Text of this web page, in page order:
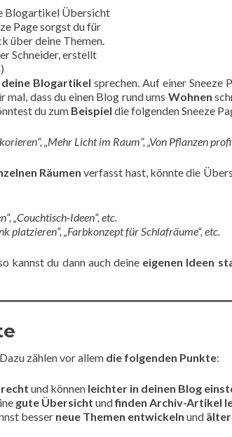
Page sorgst du für
über deine Themen.
Schneider, erstellt
Blogartikel sprechen. Auf einer Sneeze
mal, dass du einen Blog rund ums Wohnen
du zum Beispiel die folgenden Sneeze
„Mehr Licht im Raum“, „Von Pflanzen
Räumen verfasst hast, könnte die
„Couchtisch-Ideen“, etc.
platzieren“, „Farbkonzept für Schlafräume“, etc.
kannst du dann auch deine eigenen Ideen
zählen vor allem die folgenden Punkte:
und können leichter in deinen Blog
gute Übersicht undfinden Archiv-Artikel
besser neue Themen entwickeln und